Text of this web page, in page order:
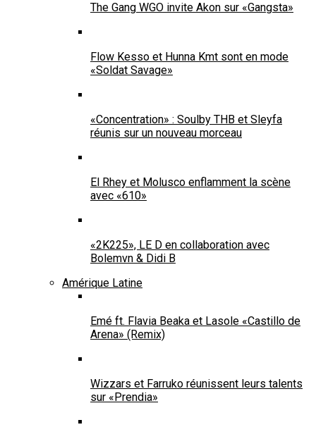
The Gang WGO invite Akon sur «Gangsta»
Flow Kesso et Hunna Kmt sont en mode
«Soldat Savage»
«Concentration» : Soulby THB et Sleyfa
réunis sur un nouveau morceau
El Rhey et Molusco enflamment la scène
avec «610»
«2K225», LE D en collaboration avec
Bolemvn & Didi B
Amérique Latine
Emé ft. Flavia Beaka et Lasole «Castillo de
Arena» (Remix)
Wizzars et Farruko réunissent leurs talents
sur «Prendia»